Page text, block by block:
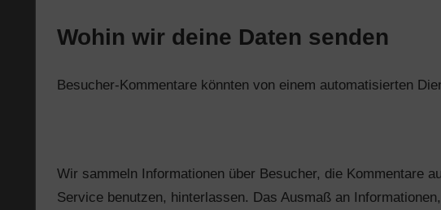
Wohin wir deine Daten senden
Besucher-Kommentare könnten von einem automatisierten
Wir sammeln Informationen über Besucher, die Kommentare
Service benutzen, hinterlassen. Das Ausmaß an